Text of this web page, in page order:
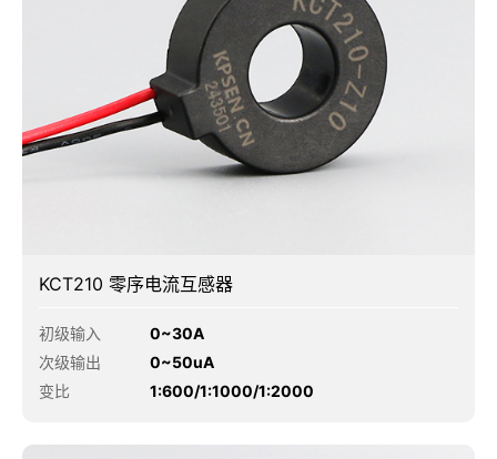
KCT210 零序电流互感器
初级输入
0~30A
次级输出
0~50uA
变比
1:600/1:1000/1:2000